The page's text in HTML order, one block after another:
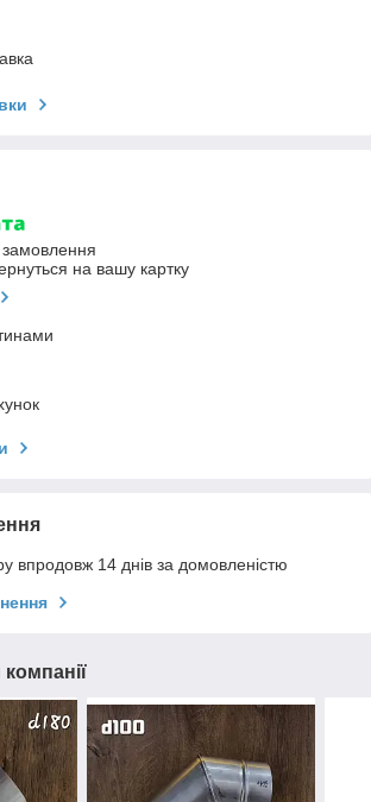
на вашу картку
впродовж 14 днів за домовленістю